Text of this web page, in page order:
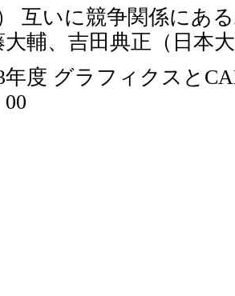
） 互いに競争関係にあ
大輔、吉田典正（日本
年度 グラフィクスと
00